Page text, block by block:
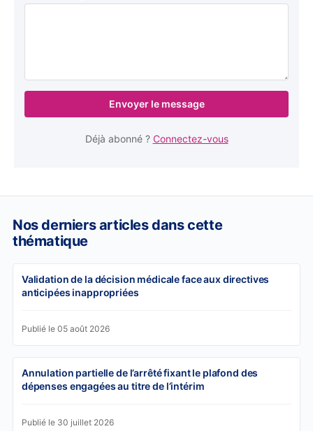
Envoyer le message
Déjà abonné ? Connectez-vous
Nos derniers articles dans cette
thématique
Validation de la décision médicale face aux directives
anticipées inappropriées
Publié le 05 août 2026
Annulation partielle de l’arrêté fixant le plafond des
dépenses engagées au titre de l’intérim
Publié le 30 juillet 2026